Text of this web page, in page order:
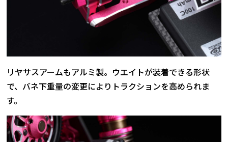
リヤサスアームもアルミ製。ウエイトが装着できる形状
で、バネ下重量の変更によりトラクションを高められま
す。